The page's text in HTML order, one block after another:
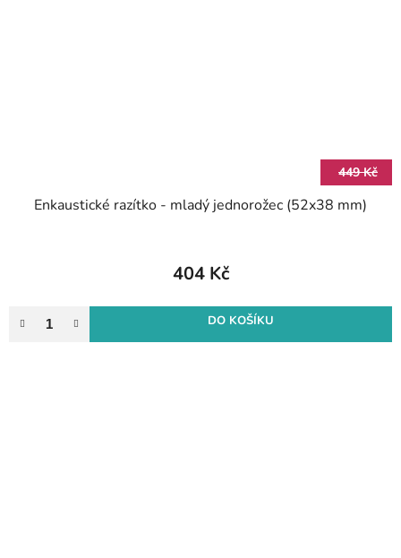
449 Kč
Enkaustické razítko - mladý jednorožec (52x38 mm)
404 Kč
DO KOŠÍKU